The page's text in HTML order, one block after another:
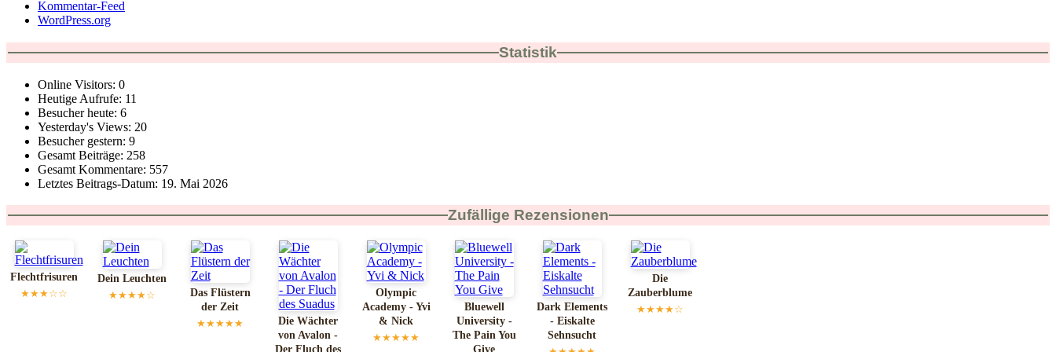
Kommentar-Feed
WordPress.org
Statistik
Online Visitors: 0
Heutige Aufrufe: 11
Besucher heute: 6
Yesterday's Views: 20
Besucher gestern: 9
Gesamt Beiträge: 258
Gesamt Kommentare: 557
Letztes Beitrags-Datum: 19. Mai 2026
Zufällige Rezensionen
Flechtfrisuren
★★★☆☆
Dein Leuchten
★★★★☆
Das Flüstern
der Zeit
★★★★★
Die Wächter
von Avalon -
Der Fluch des
Olympic
Academy - Yvi
& Nick
★★★★★
Bluewell
University -
The Pain You
Give
Dark Elements
- Eiskalte
Sehnsucht
Die
Zauberblume
★★★★☆